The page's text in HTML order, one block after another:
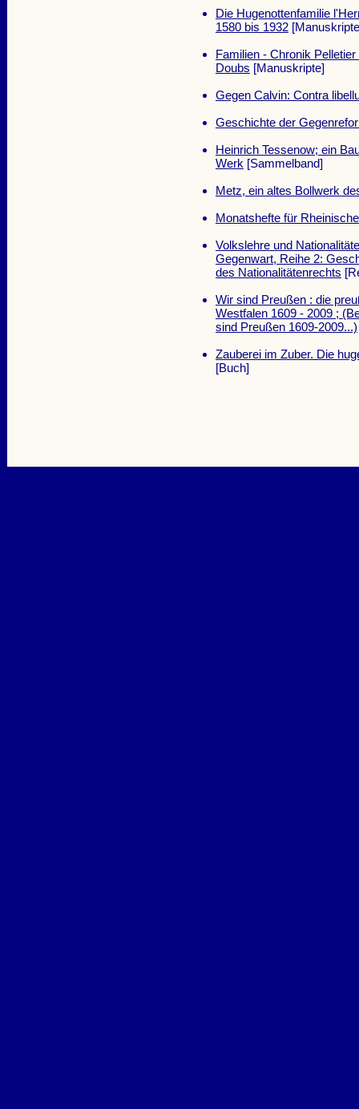
Die Hugenottenfamilie
1580 bis 1932
Familien - Chronik
Doubs [Manuskripte]
Gegen Calvin: Contra
Geschichte der
Heinrich Tessenow; ein
Werk[Sammelband]
Metz, ein altes Bollwerk
Monatshefte für
Volkslehre und
Gegenwart, Reihe 2:
des Nationalitätenrechts
Wir sind Preußen : die
Westfalen 1609 - 2009 ;
sind Preußen 1609-2009...)
Zauberei im Zuber. Die
[Buch]